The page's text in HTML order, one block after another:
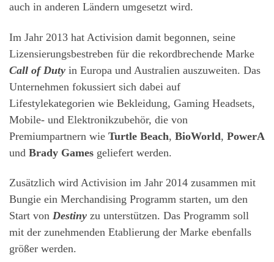
auch in anderen Ländern umgesetzt wird.
Im Jahr 2013 hat Activision damit begonnen, seine
Lizensierungsbestreben für die rekordbrechende Marke
Call of Duty in Europa und Australien auszuweiten. Das
Unternehmen fokussiert sich dabei auf
Lifestylekategorien wie Bekleidung, Gaming Headsets,
Mobile- und Elektronikzubehör, die von
Premiumpartnern wie Turtle Beach, BioWorld, PowerA
und Brady Games geliefert werden.
Zusätzlich wird Activision im Jahr 2014 zusammen mit
Bungie ein Merchandising Programm starten, um den
Start von Destiny zu unterstützen. Das Programm soll
mit der zunehmenden Etablierung der Marke ebenfalls
größer werden.